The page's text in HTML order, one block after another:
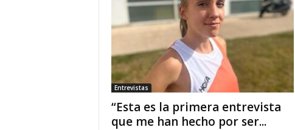
Entrevistas
“Esta es la primera entrevista
que me han hecho por ser...